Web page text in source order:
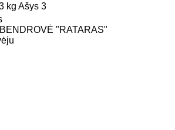
kg Ašys 3
"RATARAS"